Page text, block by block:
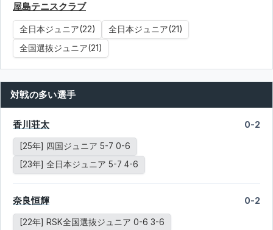
屋島テニスクラブ
全日本ジュニア(22)
全日本ジュニア(21)
全国選抜ジュニア(21)
対戦の多い選手
香川荘太 0-2
[25年] 四国ジュニア 5-7 0-6
[23年] 全日本ジュニア 5-7 4-6
奈良恒輝 0-2
[22年] RSK全国選抜ジュニア 0-6 3-6